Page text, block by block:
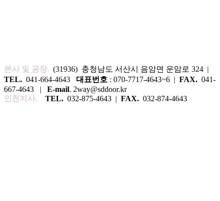
본사 및 공장. (31936) 충청남도 서산시 음암면 운암로 324 |
TEL. 041-664-4643 대표번호 : 070-7717-4643~6 | FAX. 041-
667-4643 | E-mail. 2way@sddoor.kr
인천지사.
TEL. 032-875-4643 | FAX. 032-874-4643